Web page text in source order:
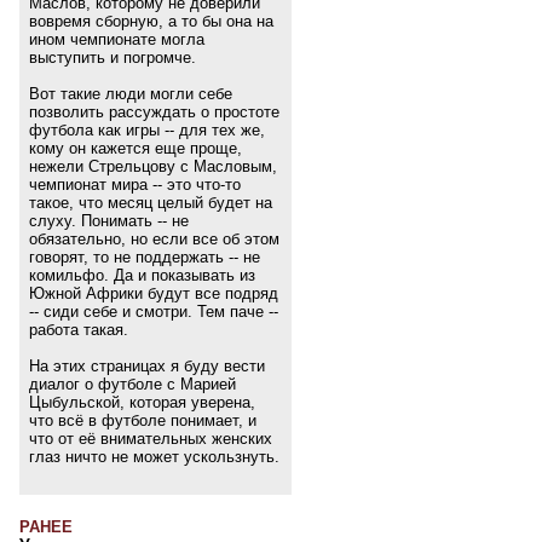
вовремя сборную, а то бы она на
ином чемпионате могла
выступить и погромче.
Вот такие люди могли себе
позволить рассуждать о простоте
футбола как игры -- для тех же,
кому он кажется еще проще,
нежели Стрельцову с Масловым,
чемпионат мира -- это что-то
такое, что месяц целый будет на
слуху. Понимать -- не
обязательно, но если все об этом
говорят, то не поддержать -- не
комильфо. Да и показывать из
Южной Африки будут все подряд
-- сиди себе и смотри. Тем паче --
работа такая.
На этих страницах я буду вести
диалог о футболе с Марией
Цыбульской, которая уверена,
что всё в футболе понимает, и
что от её внимательных женских
глаз ничто не может ускользнуть.
РАНЕЕ